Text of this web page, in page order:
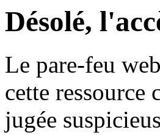
Désolé,
Le pare-feu
cette ressource
jugée